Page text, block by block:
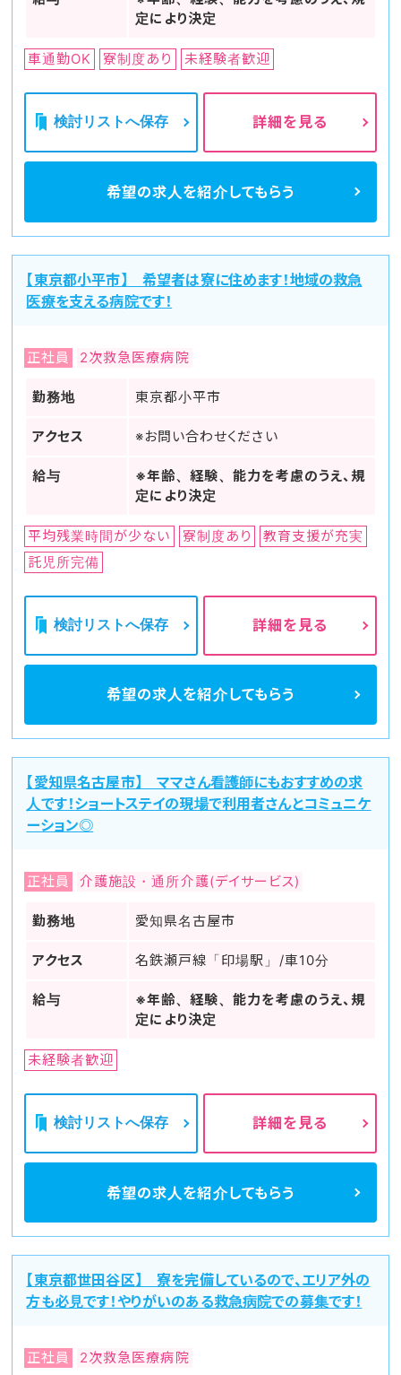
定により決定
車通勤OK 寮制度あり 未経験者歓迎
検討リストへ保存 詳細を見る
希望の求人を紹介してもらう
【東京都小平市】 希望者は寮に住めます！地域の救急
医療を支える病院です！
正社員 2次救急医療病院
勤務地 東京都小平市
アクセス ※お問い合わせください
給与
※年齢、経験、能力を考慮のうえ、規
定により決定
平均残業時間が少ない 寮制度あり
教育支援が充実
託児所完備
検討リストへ保存 詳細を見る
希望の求人を紹介してもらう
【愛知県名古屋市】 ママさん看護師にもおすすめの求
人です！ショートステイの現場で利用者さんとコミュニケ
ーション◎
正社員 介護施設・通所介護(デイサービス)
勤務地 愛知県名古屋市
アクセス 名鉄瀬戸線「印場駅」/車10分
給与
※年齢、経験、能力を考慮のうえ、規
定により決定
未経験者歓迎
検討リストへ保存 詳細を見る
希望の求人を紹介してもらう
【東京都世田谷区】 寮を完備しているので、エリア外の
方も必見です！やりがいのある救急病院での募集です！
正社員 2次救急医療病院